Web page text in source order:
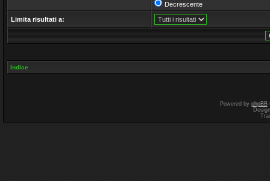
Decrescente
Limita risultati a:
Indice
Powered by phpBB